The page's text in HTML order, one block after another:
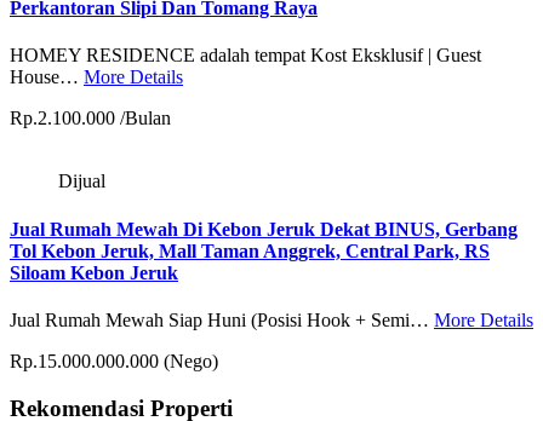
Perkantoran Slipi Dan Tomang Raya
HOMEY RESIDENCE adalah tempat Kost Eksklusif | Guest
House… More Details
Rp.2.100.000 /Bulan
Dijual
Jual Rumah Mewah Di Kebon Jeruk Dekat BINUS, Gerbang
Tol Kebon Jeruk, Mall Taman Anggrek, Central Park, RS
Siloam Kebon Jeruk
Jual Rumah Mewah Siap Huni (Posisi Hook + Semi… More Details
Rp.15.000.000.000 (Nego)
Rekomendasi Properti